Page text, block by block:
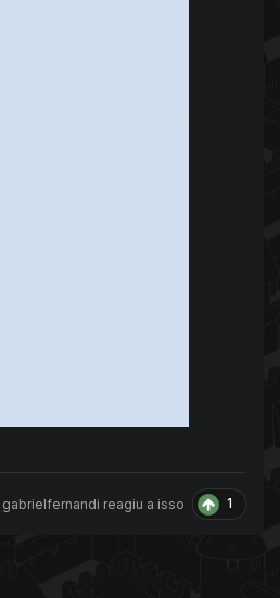
gabrielfernandi reagiu a isso 1